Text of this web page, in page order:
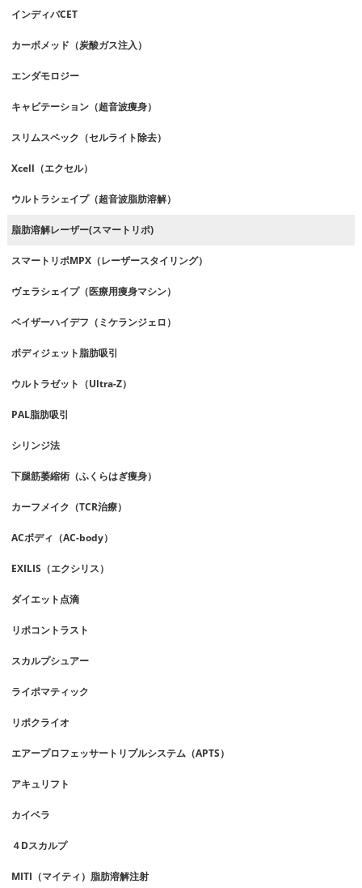
インディバCET
カーボメッド（炭酸ガス注入）
エンダモロジー
キャビテーション（超音波痩身）
スリムスペック（セルライト除去）
Xcell（エクセル）
ウルトラシェイプ（超音波脂肪溶解）
脂肪溶解レーザー(スマートリポ)
スマートリポMPX（レーザースタイリング）
ヴェラシェイプ（医療用痩身マシン）
ベイザーハイデフ（ミケランジェロ）
ボディジェット脂肪吸引
ウルトラゼット（Ultra-Z）
PAL脂肪吸引
シリンジ法
下腿筋萎縮術（ふくらはぎ痩身）
カーフメイク（TCR治療）
ACボディ（AC-body）
EXILIS（エクシリス）
ダイエット点滴
リポコントラスト
スカルプシュアー
ライポマティック
リポクライオ
エアープロフェッサートリプルシステム（APTS）
アキュリフト
カイベラ
４Dスカルプ
MITI（マイティ）脂肪溶解注射